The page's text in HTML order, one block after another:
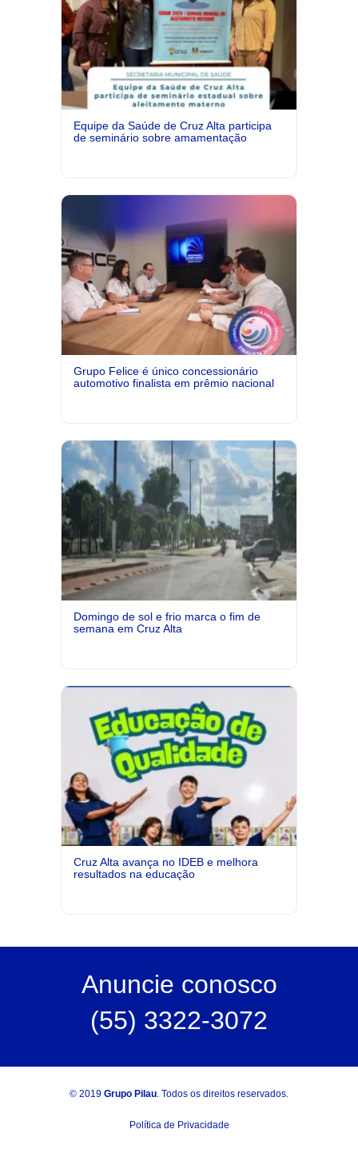
Equipe da Saúde de Cruz Alta participa
de seminário sobre amamentação
Grupo Felice é único concessionário
automotivo finalista em prêmio nacional
Domingo de sol e frio marca o fim de
semana em Cruz Alta
Cruz Alta avança no IDEB e melhora
resultados na educação
Anuncie conosco
(55) 3322-3072
© 2019 Grupo Pilau. Todos os direitos reservados.
Política de Privacidade